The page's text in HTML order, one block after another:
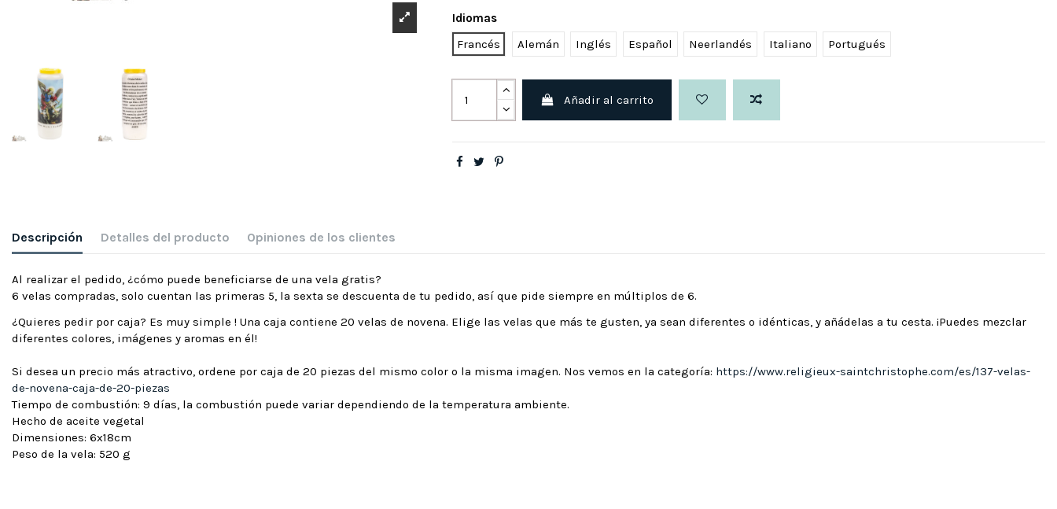
Idiomas
Francés
Alemán Inglés Español Neerlandés Italiano Portugués
Añadir al carrito
Descripción Detalles del producto Opiniones de los clientes
Al realizar el pedido, ¿cómo puede beneficiarse de una vela gratis?
6 velas compradas, solo cuentan las primeras 5, la sexta se descuenta de tu pedido, así que pide siempre en múltiplos de 6.
¿Quieres pedir por caja? Es muy simple ! Una caja contiene 20 velas de novena. Elige las velas que más te gusten, ya sean diferentes o idénticas, y añádelas a tu cesta. ¡Puedes mezclar
diferentes colores, imágenes y aromas en él!
Si desea un precio más atractivo, ordene por caja de 20 piezas del mismo color o la misma imagen. Nos vemos en la categoría: https://www.religieux-saintchristophe.com/es/137-velas-
de-novena-caja-de-20-piezas
Tiempo de combustión: 9 días, la combustión puede variar dependiendo de la temperatura ambiente.
Hecho de aceite vegetal
Dimensiones: 6x18cm
Peso de la vela: 520 g